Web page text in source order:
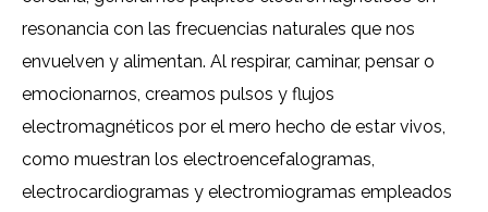
resonancia con las frecuencias naturales que nos
envuelven y alimentan. Al respirar, caminar, pensar o
emocionarnos, creamos pulsos y flujos
electromagnéticos por el mero hecho de estar vivos,
como muestran los electroencefalogramas,
electrocardiogramas y electromiogramas empleados